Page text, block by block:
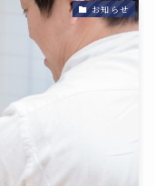
お知らせ